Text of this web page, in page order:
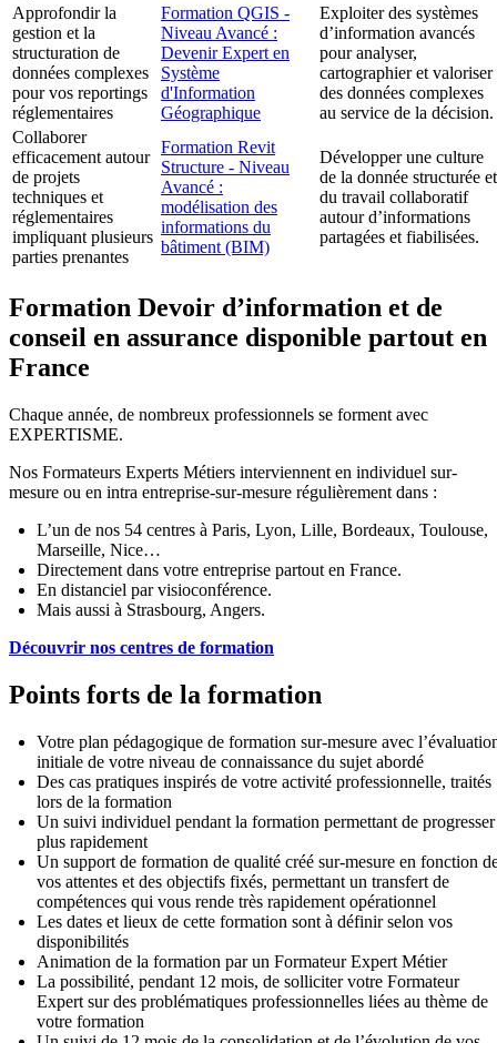
Approfondir la
gestion et la
structuration de
données complexes
pour vos reportings
réglementaires
Formation QGIS -
Niveau Avancé :
Devenir Expert en
Système
d'Information
Géographique
Exploiter des systèmes
d’information avancés
pour analyser,
cartographier et valoriser
des données complexes
au service de la décision.
Collaborer
efficacement autour
de projets
techniques et
réglementaires
impliquant plusieurs
parties prenantes
Formation Revit
Structure - Niveau
Avancé :
modélisation des
informations du
bâtiment (BIM)
Développer une culture
de la donnée structurée et
du travail collaboratif
autour d’informations
partagées et fiabilisées.
Formation Devoir d’information et de
conseil en assurance disponible partout en
France
Chaque année, de nombreux professionnels se forment avec
EXPERTISME.
Nos Formateurs Experts Métiers interviennent en individuel sur-
mesure ou en intra entreprise-sur-mesure régulièrement dans :
L’un de nos 54 centres à Paris, Lyon, Lille, Bordeaux, Toulouse,
Marseille, Nice…
Directement dans votre entreprise partout en France.
En distanciel par visioconférence.
Mais aussi à Strasbourg, Angers.
Découvrir nos centres de formation
Points forts de la formation
Votre plan pédagogique de formation sur-mesure avec
initiale de votre niveau de connaissance du sujet abordé
Des cas pratiques inspirés de votre activité professionnelle, traités
lors de la formation
Un suivi individuel pendant la formation permettant de progresser
plus rapidement
Un support de formation de qualité créé sur-mesure en fonction
vos attentes et des objectifs fixés, permettant un transfert de
compétences qui vous rende très rapidement opérationnel
Les dates et lieux de cette formation sont à définir selon vos
disponibilités
Animation de la formation par un Formateur Expert Métier
La possibilité, pendant 12 mois, de solliciter votre Formateur
Expert sur des problématiques professionnelles liées au thème de
votre formation